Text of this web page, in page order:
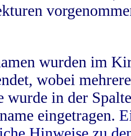
wurden im
wobei
wurde in der
eingetragen.